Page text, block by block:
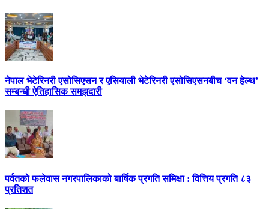
नेपाल भेटेरिनरी एसोसिएसन र एसियाली भेटेरिनरी एसोसिएसनबीच ‘वन हेल्थ’
सम्बन्धी ऐतिहासिक समझदारी
पर्वतको फलेवास नगरपालिकाको बार्षिक प्रगति समिक्षा : वित्तिय प्रगति ८३
प्रतिशत